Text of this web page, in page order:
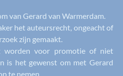
van Gerard van Warmerdam.
het auteursrecht, ongeacht of
zijn gemaakt.
worden voor promotie of niet
is het gewenst om met Gerard
te nemen.